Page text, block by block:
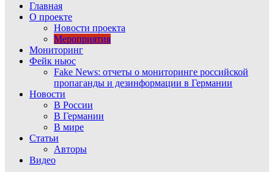
Главная
О проекте
Новости проекта
Мероприятия
Мониторинг
Фейк ньюс
Fake News: отчеты о мониторинге российской
пропаганды и дезинформации в Германии
Новости
В России
В Германии
В мире
Статьи
Авторы
Видео